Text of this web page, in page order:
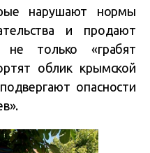
нарушают нормы
и продают
не только «грабят
облик крымской
опасности